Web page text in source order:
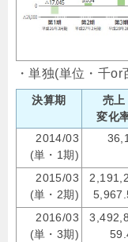
・単独(単位・千or
決算期
売上
変化
2014/03
(単・1期)
2015/03
(単・2期)
2016/03
(単・3期)